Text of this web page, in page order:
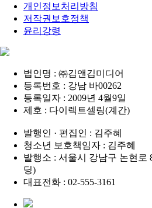
개인정보처리방침
저작권보호정책
윤리강령
법인명 : ㈜김앤김미디어
등록번호 : 강남 바00262
등록일자 : 2009년 4월9일
제호 : 다이렉트셀링(계간)
발행인 · 편집인 : 김주혜
청소년 보호책임자 : 김주혜
발행소 : 서울시 강남구 논현로
딩)
대표전화 : 02-555-3161